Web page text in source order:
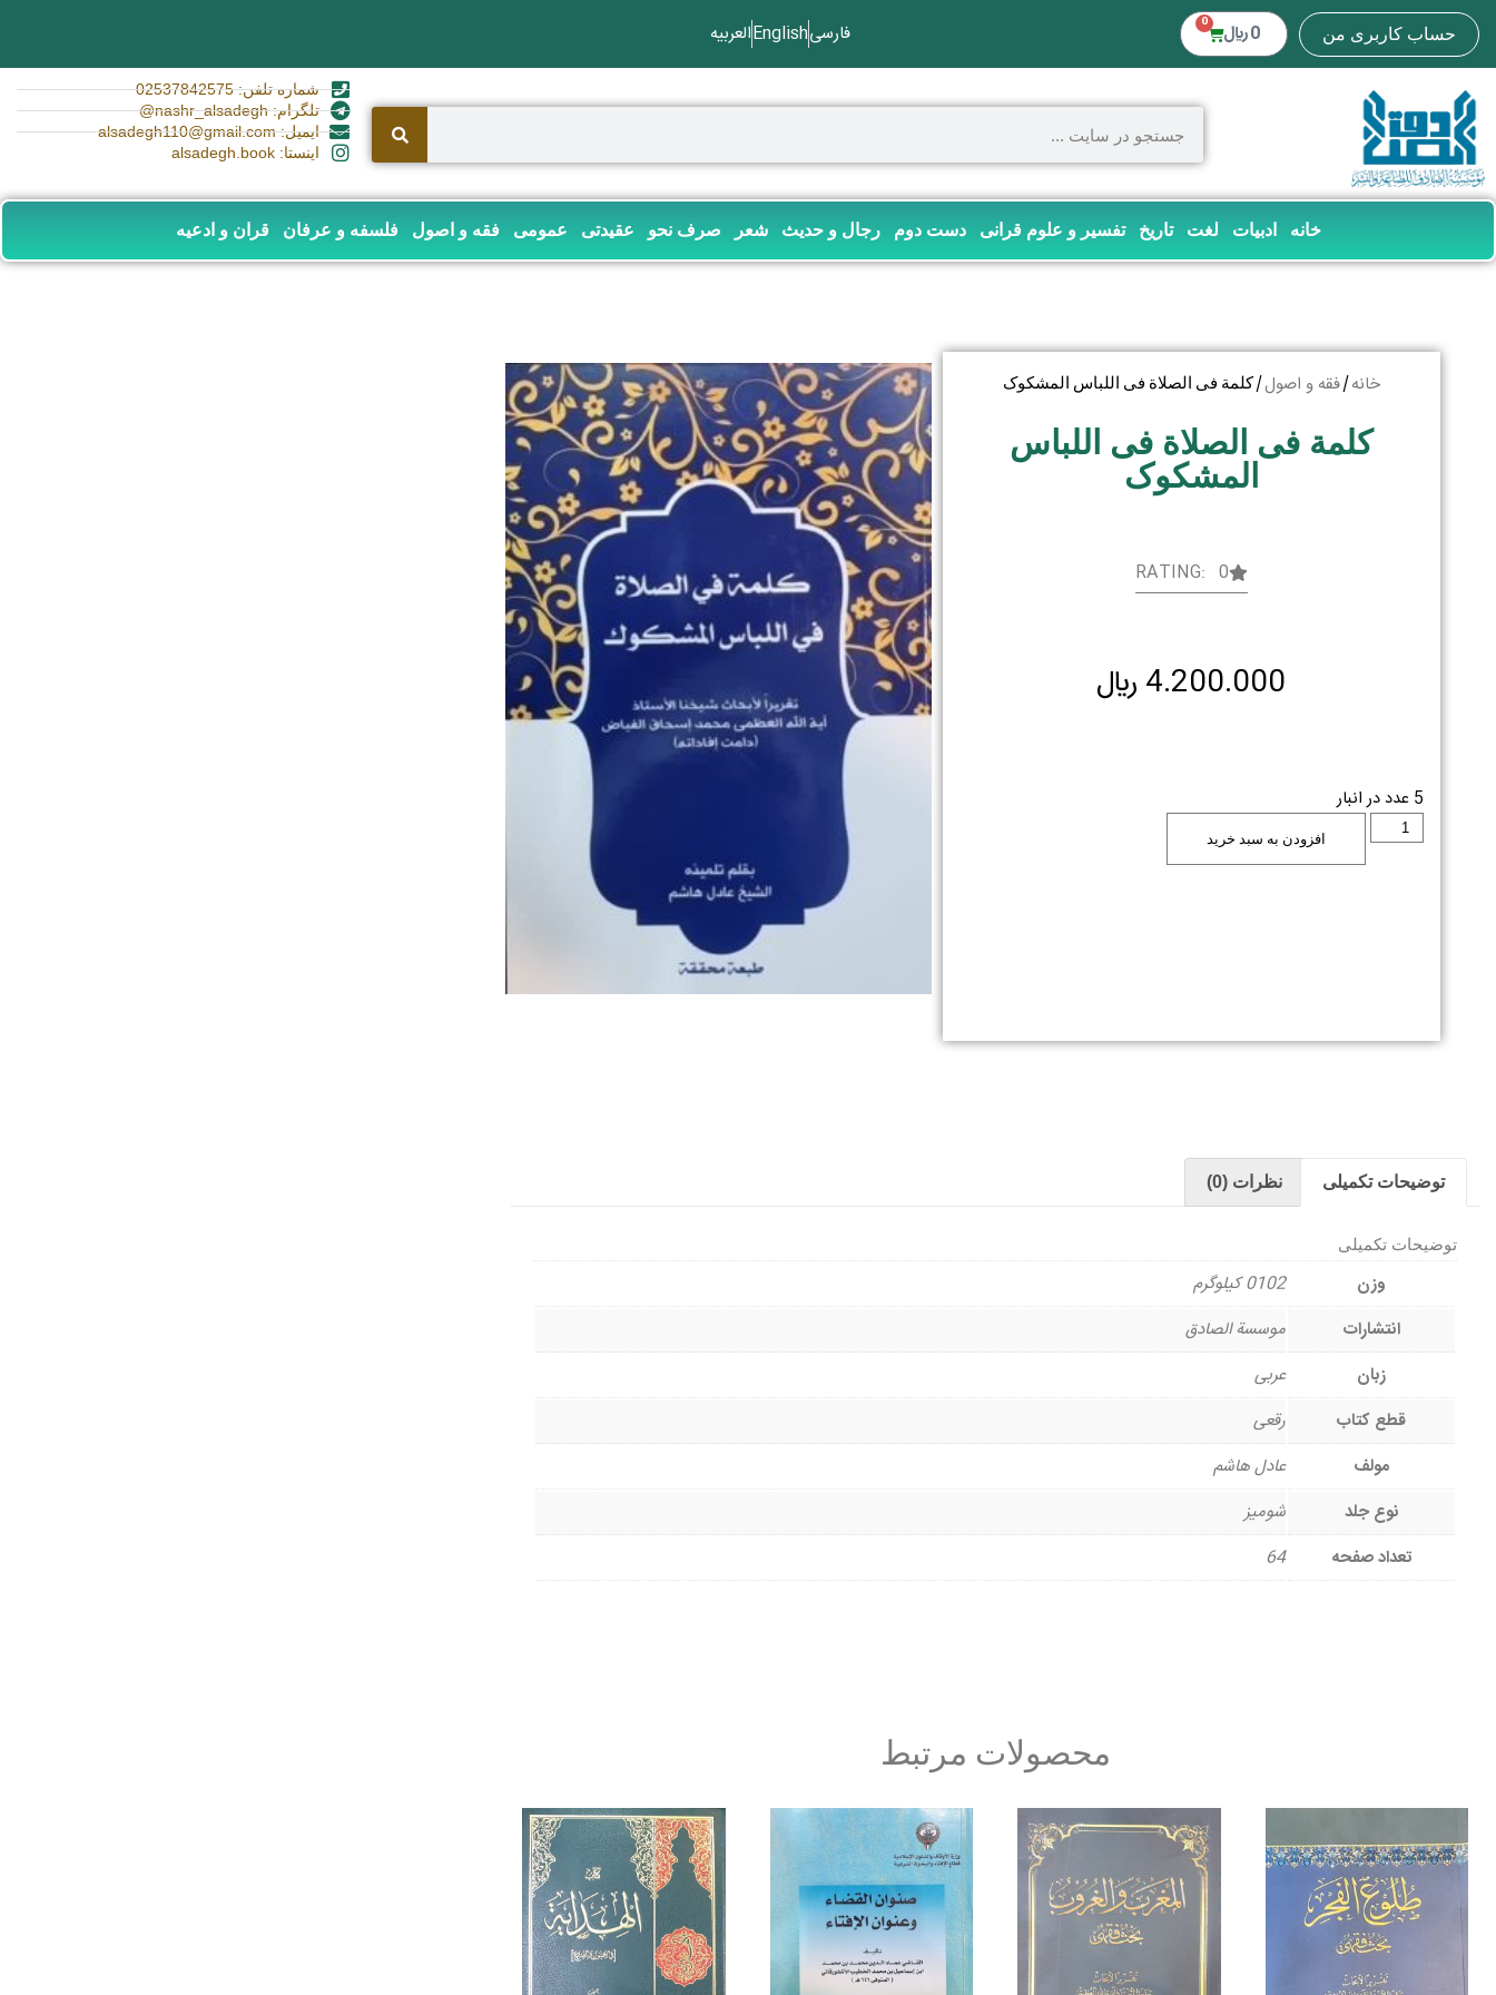
حساب کاربری من 0 ﷼ 0 فارسیEnglishالعربیه
شماره تلفن: 02537842575
تلگرام: nashr_alsadegh@
ایمیل: alsadegh110@gmail.com
اینستا: alsadegh.book
خانه ادبیات لغت تاریخ تفسیر و علوم قرانی دست دوم رجال و حدیث شعر صرف نحو عقیدتی عمومی فقه و اصول فلسفه و عرفان قران و ادعیه
خانه/فقه و اصول/ کلمة فی الصلاة فی اللباس المشکوک
کلمة فی الصلاة فی اللباس
المشکوک
RATING: 0
4.200.000 ﷼
5 عدد در انبار
افزودن به سبد خرید
توضیحات تکمیلی نظرات (0)
توضیحات تکمیلی
وزن
0102 کیلوگرم
انتشارات
موسسة الصادق
زبان
عربی
قطع کتاب
رقعی
مولف
عادل هاشم
نوع جلد
شومیز
تعداد صفحه
64
محصولات مرتبط